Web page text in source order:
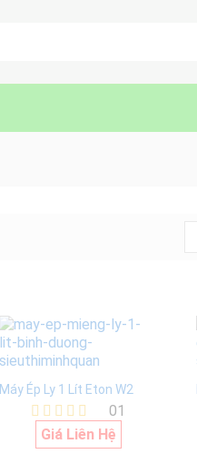
Máy Ép Ly 1 Lít Eton W2
Được xếp
hạng
01
Giá Liên Hệ